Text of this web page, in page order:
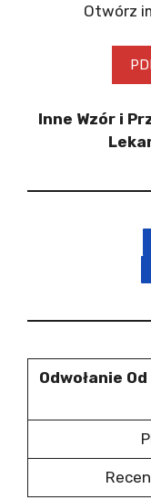
Otwórz
Inne Wzór i
Odwołanie